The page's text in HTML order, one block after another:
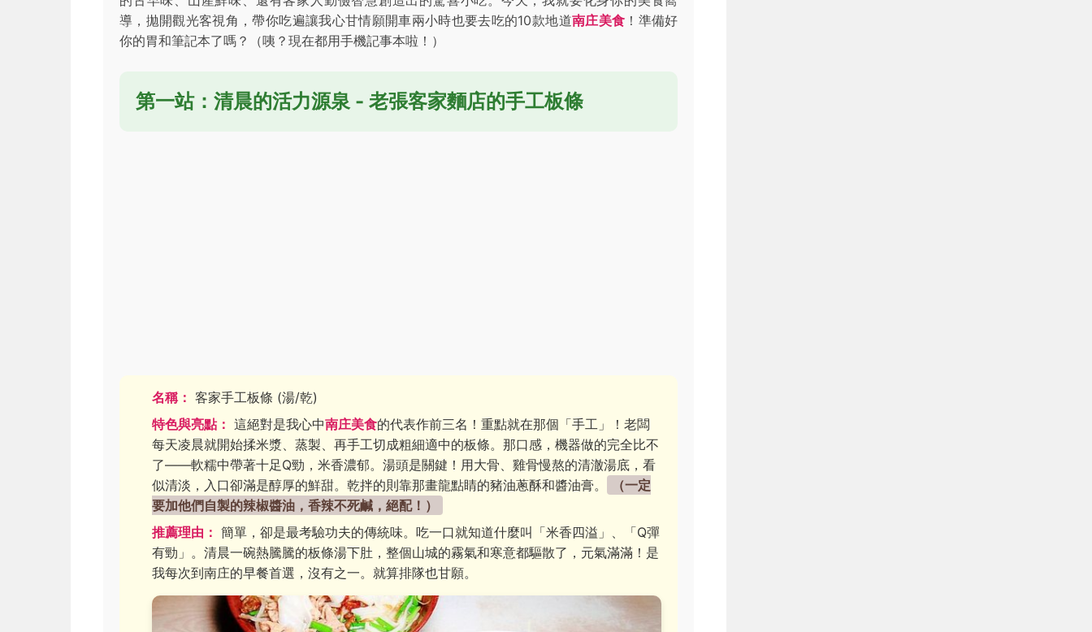
導，拋開觀光客視角，帶你吃遍讓我心甘情願開車兩小時也要去吃的10款地道南庄美食 ！準備好
你的胃和筆記本了嗎？（咦？現在都用手機記事本啦！）
第一站：清晨的活力源泉 - 老張客家麵店的手工板條
名稱： 客家手工板條 (湯/乾)
特色與亮點： 這絕對是我心中南庄美食的代表作前三名！重點就在那個「手工」！老闆
每天凌晨就開始揉米漿、蒸製、再手工切成粗細適中的板條。那口感，機器做的完全比不
了——軟糯中帶著十足Q勁，米香濃郁。湯頭是關鍵！用大骨、雞骨慢熬的清澈湯底，看
似清淡，入口卻滿是醇厚的鮮甜。乾拌的則靠那畫龍點睛的豬油蔥酥和醬油膏。
（一定
要加他們自製的辣椒醬油，香辣不死鹹，絕配！）
推薦理由： 簡單，卻是最考驗功夫的傳統味。吃一口就知道什麼叫「米香四溢」、「Q彈
有勁」。清晨一碗熱騰騰的板條湯下肚，整個山城的霧氣和寒意都驅散了，元氣滿滿！是
我每次到南庄的早餐首選，沒有之一。就算排隊也甘願。